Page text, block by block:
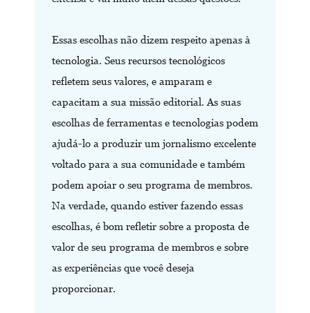
Essas escolhas não dizem respeito apenas à
tecnologia. Seus recursos tecnológicos
refletem seus valores, e amparam e
capacitam a sua missão editorial. As suas
escolhas de ferramentas e tecnologias podem
ajudá-lo a produzir um jornalismo excelente
voltado para a sua comunidade e também
podem apoiar o seu programa de membros.
Na verdade, quando estiver fazendo essas
escolhas, é bom refletir sobre a proposta de
valor de seu programa de membros e sobre
as experiências que você deseja
proporcionar.